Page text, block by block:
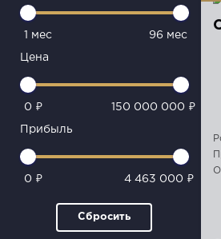
1 мес 96 мес
Цена
0 ₽ 150 000 000 ₽
Прибыль
0 ₽ 4 463 000 ₽
Сбросить